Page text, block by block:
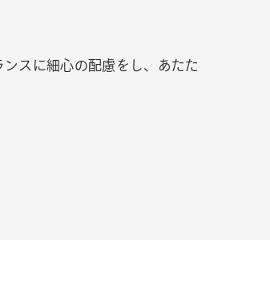
スに細心の配慮をし、あたた